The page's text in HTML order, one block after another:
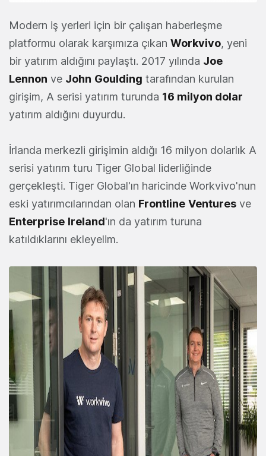
Modern iş yerleri için bir çalışan haberleşme
platformu olarak karşımıza çıkan Workvivo, yeni
bir yatırım aldığını paylaştı. 2017 yılında Joe
Lennon ve John Goulding tarafından kurulan
girişim, A serisi yatırım turunda 16 milyon dolar
yatırım aldığını duyurdu.
İrlanda merkezli girişimin aldığı 16 milyon dolarlık A
serisi yatırım turu Tiger Global liderliğinde
gerçekleşti. Tiger Global'ın haricinde Workvivo'nun
eski yatırımcılarından olan Frontline Ventures ve
Enterprise Ireland'ın da yatırım turuna
katıldıklarını ekleyelim.